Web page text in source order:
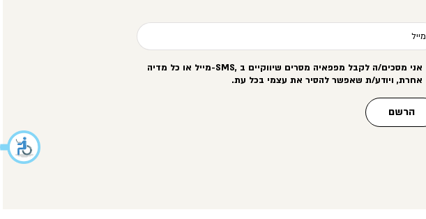
מייל
אני מסכים/ה לקבל מפפאיה מסרים שיווקיים ב -SMS,מייל או כל מדיה
אחרת, ויודע/ת שאפשר להסיר את עצמי בכל עת.
הרשם